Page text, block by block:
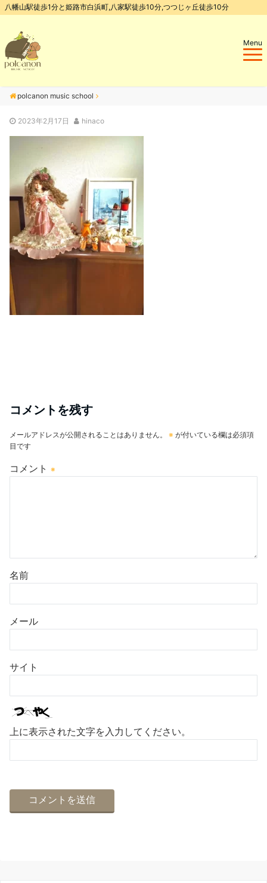
八幡山駅徒歩1分と姫路市白浜町,八家駅徒歩10分,つつじヶ丘徒歩10分
Menu
polcanon music school
2023年2月17日 hinaco
コメントを残す
メールアドレスが公開されることはありません。 ※ が付いている欄は必須項
目です
コメント ※
名前
メール
サイト
上に表示された文字を入力してください。